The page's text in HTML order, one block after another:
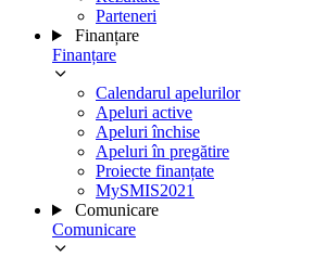
Parteneri
Finanțare
Finanțare
Calendarul apelurilor
Apeluri active
Apeluri închise
Apeluri în pregătire
Proiecte finanțate
MySMIS2021
Comunicare
Comunicare